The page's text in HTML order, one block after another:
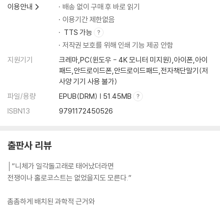
이용안내
배송 없이 구매 후 바로 읽기
이용기간 제한없음
TTS 가능
저작권 보호를 위해 인쇄 기능 제공 안함
지원기기
크레마,PC(윈도우 - 4K 모니터 미지원),아이폰,아이
패드,안드로이드폰,안드로이드패드,전자책단말기(저
사양 기기 사용 불가)
파일/용량
EPUB(DRM) | 51.45MB
ISBN13
9791172450526
출판사 리뷰
│“니체가 일각돌고래로 태어났더라면
전쟁이나 홀로코스트는 없었을지도 모른다.”
촘촘하게 배치된 과학적 근거와